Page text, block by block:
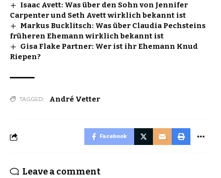
Isaac Avett: Was über den Sohn von Jennifer
Carpenter und Seth Avett wirklich bekannt ist
Markus Bucklitsch: Was über Claudia Pechsteins
früheren Ehemann wirklich bekannt ist
Gisa Flake Partner: Wer ist ihr Ehemann Knud
Riepen?
TAGGED: André Vetter
Facebook
Leave a comment